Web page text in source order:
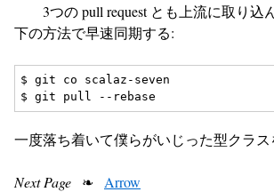
3つの pull request とも上流に取り込
下の方法で早速同期する:
$ git co scalaz-seven
一度落ち着いて僕らがいじった型クラス
Next Page ❧ Arrow